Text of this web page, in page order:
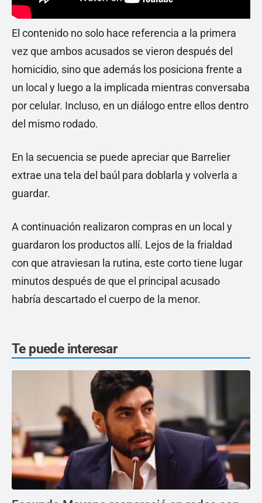
El contenido no solo hace referencia a la primera
vez que ambos acusados se vieron después del
homicidio, sino que además los posiciona frente a
un local y luego a la implicada mientras conversaba
por celular. Incluso, en un diálogo entre ellos dentro
del mismo rodado.
En la secuencia se puede apreciar que Barrelier
extrae una tela del baúl para doblarla y volverla a
guardar.
A continuación realizaron compras en un local y
guardaron los productos allí. Lejos de la frialdad
con que atraviesan la rutina, este corto tiene lugar
minutos después de que el principal acusado
habría descartado el cuerpo de la menor.
Te puede interesar